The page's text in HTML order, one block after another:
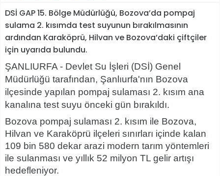
DSİ GAP 15. Bölge Müdürlüğü, Bozova’da pompaj
sulama 2. kısımda test suyunun bırakılmasının
ardından Karaköprü, Hilvan ve Bozova’daki çiftçiler
için uyarıda bulundu.
ŞANLIURFA - Devlet Su İşleri (DSİ) Genel
Müdürlüğü tarafından, Şanlıurfa'nın Bozova
ilçesinde yapılan pompaj sulaması 2. kısım ana
kanalına test suyu önceki gün bırakıldı.
Bozova pompaj sulaması 2. kısım ile Bozova,
Hilvan ve Karaköprü ilçeleri sınırları içinde kalan
109 bin 580 dekar arazi modern tarım yöntemleri
ile sulanması ve yıllık 52 milyon TL gelir artışı
hedefleniyor.